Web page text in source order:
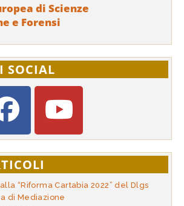
di Scienze
e Forensi
SOCIAL
“Riforma Cartabia 2022” del Dlgs
di Mediazione